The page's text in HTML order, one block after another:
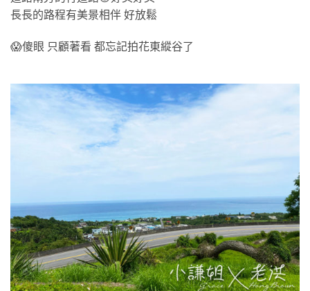
長長的路程有美景相伴 好放鬆
😱傻眼 只顧著看 都忘記拍花東縱谷了